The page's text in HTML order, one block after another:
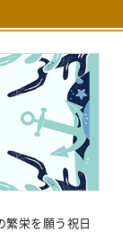
繁栄を願う祝日